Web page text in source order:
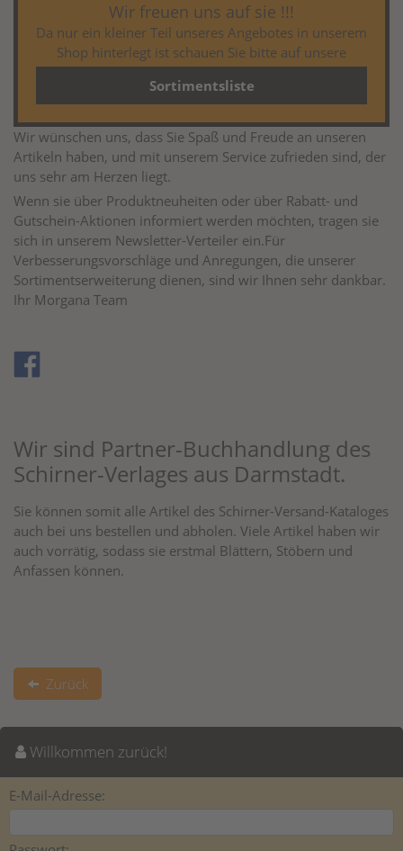
Wir freuen uns auf sie !!!
Da nur ein kleiner Teil unseres Angebotes in unserem
Shop hinterlegt ist schauen Sie bitte auf unsere
Sortimentsliste
Wir wünschen uns, dass Sie Spaß und Freude an unseren
Artikeln haben, und mit unserem Service zufrieden sind, der
uns sehr am Herzen liegt.
Wenn sie über Produktneuheiten oder über Rabatt- und
Gutschein-Aktionen informiert werden möchten, tragen sie
sich in unserem Newsletter-Verteiler ein.Für
Verbesserungsvorschläge und Anregungen, die unserer
Sortimentserweiterung dienen, sind wir Ihnen sehr dankbar.
Ihr Morgana Team
Wir sind Partner-Buchhandlung des
Schirner-Verlages aus Darmstadt.
Sie können somit alle Artikel des Schirner-Versand-Kataloges
auch bei uns bestellen und abholen. Viele Artikel haben wir
auch vorrätig, sodass sie erstmal Blättern, Stöbern und
Anfassen können.
Zurück
Willkommen zurück!
E-Mail-Adresse: